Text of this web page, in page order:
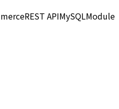
REST APIMySQLModule